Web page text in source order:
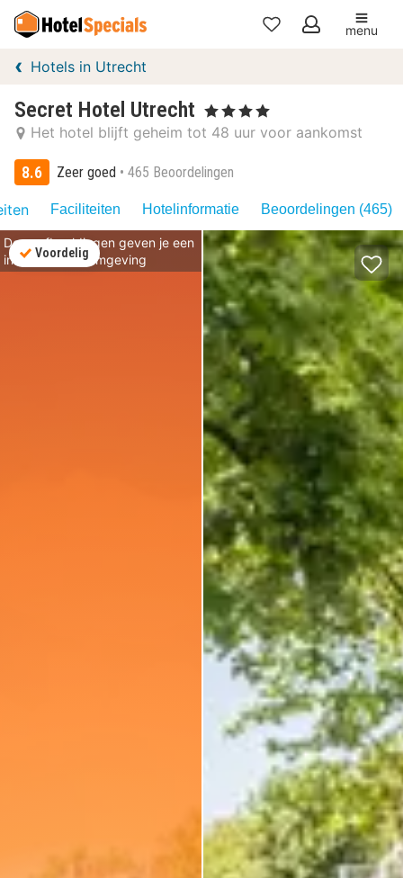
Mijn
menu
Hotels in Utrecht
Secret Hotel Utrecht , 4 Sterren
Het hotel blijft geheim tot 48 uur voor aankomst
8.6 Zeer goed 465 Beoordelingen
Faciliteiten Hotelinformatie Beoordelingen (465)
Deze afbeeldingen geven je een
indruk van de omgeving
Voordelig